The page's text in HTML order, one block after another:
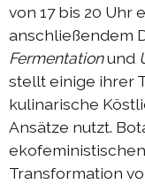
von 17 bis 20 Uhr
anschließendem
Fermentationund
stellt einige ihrer
kulinarische
Ansätze nutzt.
Transformation